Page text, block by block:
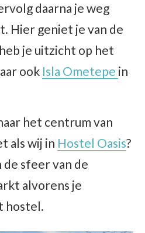
daarna je weg
Hier geniet je van de
je uitzicht op het
ook Isla Ometepe in
het centrum van
als wij in Hostel Oasis?
de sfeer van de
alvorens je
hostel.